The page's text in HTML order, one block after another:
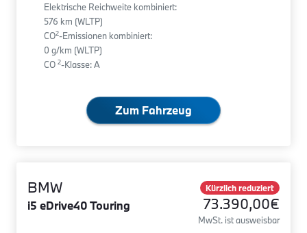
Elektrische Reichweite kombiniert:
576 km (WLTP)
CO2-Emissionen kombiniert:
0 g/km (WLTP)
CO 2-Klasse: A
Zum Fahrzeug
BMW
i5 eDrive40 Touring
Kürzlich reduziert
73.390,00€
MwSt. ist ausweisbar